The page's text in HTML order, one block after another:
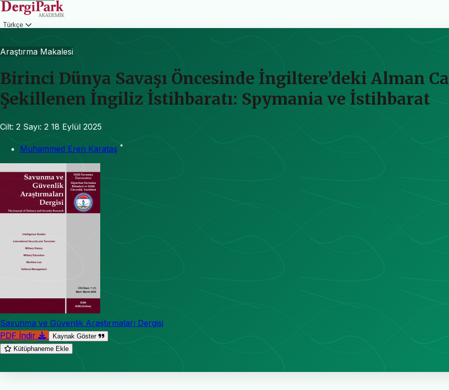
Türkçe
Araştırma Makalesi
Birinci Dünya Savaşı Öncesinde İngiltere’deki Alman
Şekillenen İngiliz İstihbaratı: Spymania ve İstihbarat
Cilt: 2 Sayı: 2 18 Eylül 2025
Muhammed Eren Karataş *
Savunma ve Güvenlik Araştırmaları Dergisi
PDF İndir
Kaynak Göster
Kütüphaneme Ekle